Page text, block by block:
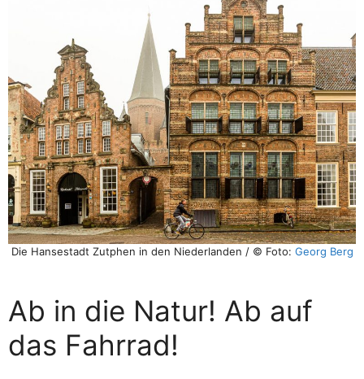
Die Hansestadt Zutphen in den Niederlanden / © Foto: Georg Berg
Ab in die Natur! Ab auf
das Fahrrad!